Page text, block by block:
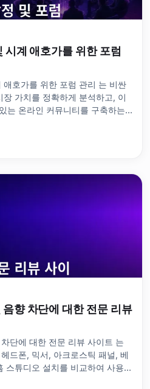
시계 애호가를 위한 포럼
호가를 위한 포럼 관리 는 비싼
가치를 정확하게 분석하고, 이
는 온라인 커뮤니티를 구축하는
향 차단에 대한 전문 리뷰
단에 대한 전문 리뷰 사이트 는
드폰, 믹서, 아크로스틱 패널, 베
스튜디오 설치를 비교하여 사용자